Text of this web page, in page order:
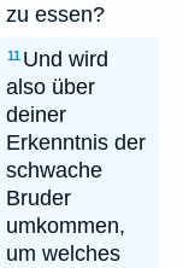
zu essen?
11 Und wird
also über
deiner
Erkenntnis der
schwache
Bruder
umkommen,
um welches